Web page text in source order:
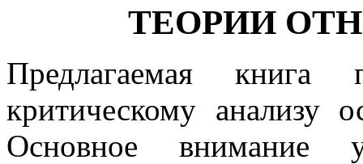
ТЕОРИИ
Предлагаемая книга
критическому анализу
Основное внимание